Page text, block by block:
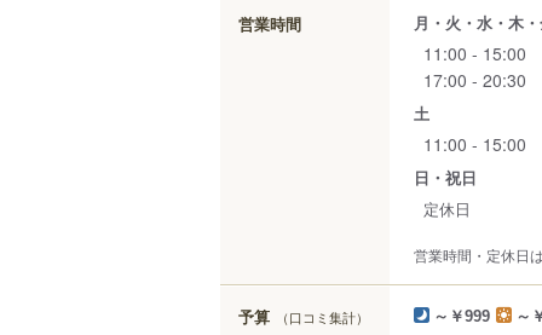
営業時間 月・火・水・木
11:00 - 15:00
17:00 - 20:30
土
11:00 - 15:00
日・祝日
定休日
営業時間・定休日
予算 （口コミ集計） ～￥999 ～